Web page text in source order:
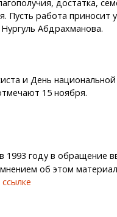
достатка,
Пусть работа приносит
Абдрахманова.
и День
15 ноября.
1993 году в обращение
об этом
ссылке